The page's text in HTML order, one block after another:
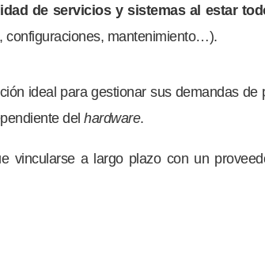
de servicios y sistemas al estar
configuraciones, mantenimiento…).
ideal para gestionar sus demandas de
delhardware.
vincularse a largo plazo con un